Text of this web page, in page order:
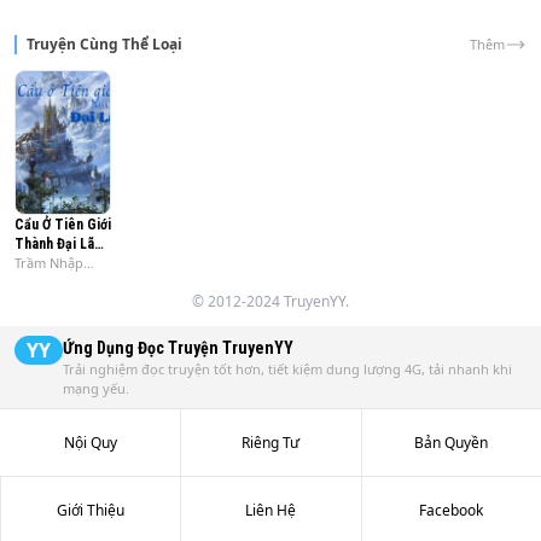
Truyện Cùng Thể Loại Thêm
Cẩu Ở Tiên Giới
Thành Đại Lão
(Bản Dịch)
Trầm Nhập
© 2012-2024 TruyenYY.
YY Ứng Dụng Đọc Truyện TruyenYY
Trải nghiệm đọc truyện tốt hơn, tiết kiệm dung lượng 4G, tải nhanh khi
mạng yếu.
Nội Quy Riêng Tư Bản Quyền
Giới Thiệu Liên Hệ Facebook